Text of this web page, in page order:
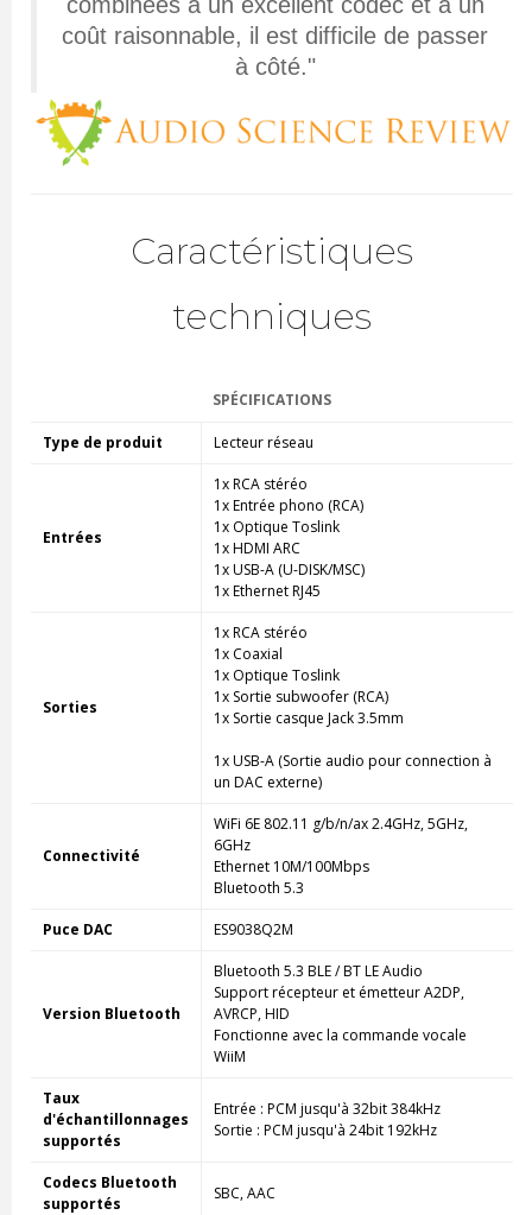
coût raisonnable, il est difficile de passer
à côté."
Caractéristiques
techniques
SPÉCIFICATIONS
Type de produit Lecteur réseau
Entrées
1x RCA stéréo
1x Entrée phono (RCA)
1x Optique Toslink
1x HDMI ARC
1x USB-A (U-DISK/MSC)
1x Ethernet RJ45
Sorties
1x RCA stéréo
1x Coaxial
1x Optique Toslink
1x Sortie subwoofer (RCA)
1x Sortie casque Jack 3.5mm
1x USB-A (Sortie audio pour connection à
un DAC externe)
Connectivité
WiFi 6E 802.11 g/b/n/ax 2.4GHz, 5GHz,
6GHz
Ethernet 10M/100Mbps
Bluetooth 5.3
Puce DAC ES9038Q2M
Version Bluetooth
Bluetooth 5.3 BLE / BT LE Audio
Support récepteur et émetteur A2DP,
AVRCP, HID
Fonctionne avec la commande vocale
WiiM
Taux
d'échantillonnages
supportés
Entrée : PCM jusqu'à 32bit 384kHz
Sortie : PCM jusqu'à 24bit 192kHz
Codecs Bluetooth
supportés
SBC, AAC